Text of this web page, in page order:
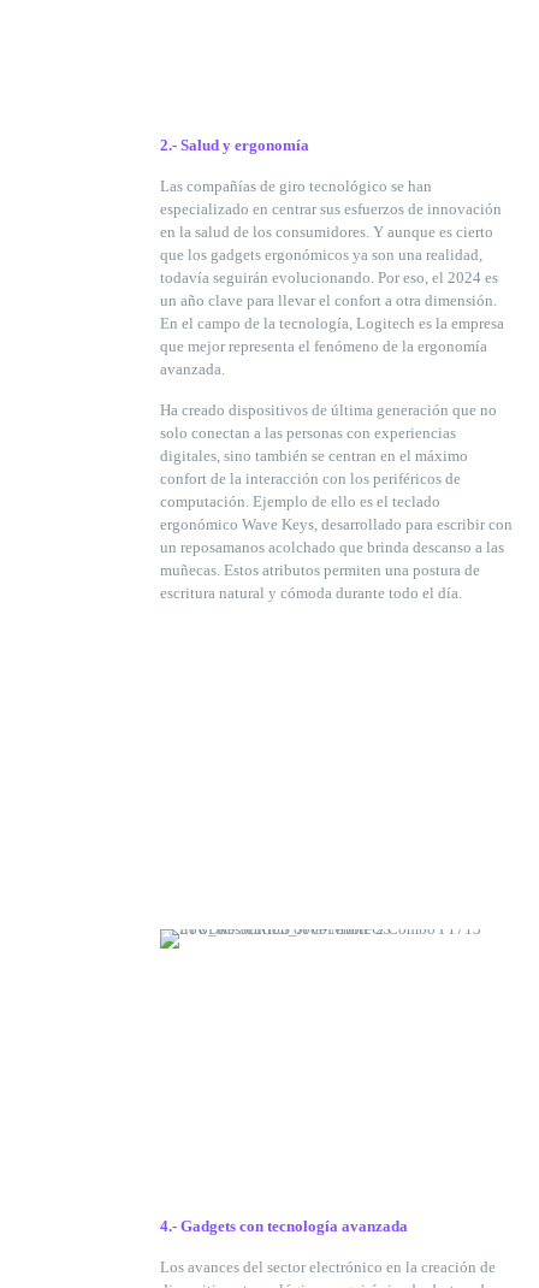
2.- Salud y ergonomía
Las compañías de giro tecnológico se han
especializado en centrar sus esfuerzos de innovación
en la salud de los consumidores. Y aunque es cierto
que los gadgets ergonómicos ya son una realidad,
todavía seguirán evolucionando. Por eso, el 2024 es
un año clave para llevar el confort a otra dimensión.
En el campo de la tecnología, Logitech es la empresa
que mejor representa el fenómeno de la ergonomía
avanzada.
Ha creado dispositivos de última generación que no
solo conectan a las personas con experiencias
digitales, sino también se centran en el máximo
confort de la interacción con los periféricos de
computación. Ejemplo de ello es el teclado
ergonómico Wave Keys, desarrollado para escribir con
un reposamanos acolchado que brinda descanso a las
muñecas. Estos atributos permiten una postura de
escritura natural y cómoda durante todo el día.
4.- Gadgets con tecnología avanzada
Los avances del sector electrónico en la creación de